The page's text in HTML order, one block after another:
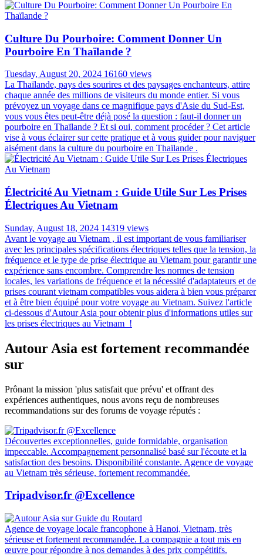
Culture Du Pourboire: Comment Donner Un
Pourboire En Thaïlande ?
Tuesday, August 20, 2024 16160 views
La Thaïlande, pays des sourires et des paysages enchanteurs, attire
chaque année des millions de visiteurs du monde entier. Si vous
prévoyez un voyage dans ce magnifique pays d'Asie du Sud-Est,
vous vous êtes peut-être déjà posé la question : faut-il donner un
pourboire en Thaïlande ? Et si oui, comment procéder ? Cet article
vise à vous éclairer sur cette pratique et à vous guider pour naviguer
aisément dans la culture du pourboire en Thaïlande .
Électricité Au Vietnam : Guide Utile Sur Les Prises
Électriques Au Vietnam
Sunday, August 18, 2024 14319 views
Avant le voyage au Vietnam , il est important de vous familiariser
avec les principales spécifications électriques telles que la tension, la
fréquence et le type de prise électrique au Vietnam pour garantir une
expérience sans encombre. Comprendre les normes de tension
locales, les variations de fréquence et la nécessité d'adaptateurs et de
prises courant vietnam compatibles vous aidera à bien vous préparer
et à être bien équipé pour votre voyage au Vietnam. Suivez l'article
ci-dessous d'Autour Asia pour obtenir plus d'informations utiles sur
les prises électriques au Vietnam !
Autour Asia est fortement recommandée
sur
Prônant la mission 'plus satisfait que prévu' et offrant des
expériences authentiques, nous avons reçu de nombreuses
recommandations sur des forums de voyage réputés :
Découvertes exceptionnelles, guide formidable, organisation
impeccable. Accompagnement personnalisé basé sur l'écoute et la
satisfaction des besoins. Disponibilité constante. Agence de voyage
au Vietnam très sérieuse, fortement recommandée.
Tripadvisor.fr @Excellence
Agence de voyage locale francophone à Hanoi, Vietnam, très
sérieuse et fortement recommandée. La compagnie a tout mis en
œuvre pour répondre à nos demandes à des prix compétitifs.